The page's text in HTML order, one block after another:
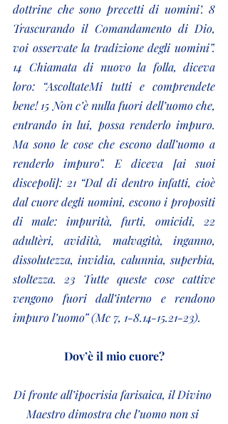
dottrine che sono precetti di uomini’. 8
Trascurando il Comandamento di Dio,
voi osservate la tradizione degli uomini”.
14 Chiamata di nuovo la folla, diceva
loro: “AscoltateMi tutti e comprendete
bene! 15 Non c’è nulla fuori dell’uomo che,
entrando in lui, possa renderlo impuro.
Ma sono le cose che escono dall’uomo a
renderlo impuro”. E diceva [ai suoi
discepoli]: 21 “Dal di dentro infatti, cioè
dal cuore degli uomini, escono i propositi
di male: impurità, furti, omicidi, 22
adultèri, avidità, malvagità, inganno,
dissolutezza, invidia, calunnia, superbia,
stoltezza. 23 Tutte queste cose cattive
vengono fuori dall’interno e rendono
impuro l’uomo” (Mc 7, 1-8.14-15.21-23).
Dov’è il mio cuore?
Di fronte all’ipocrisia farisaica, il Divino
Maestro dimostra che l’uomo non si